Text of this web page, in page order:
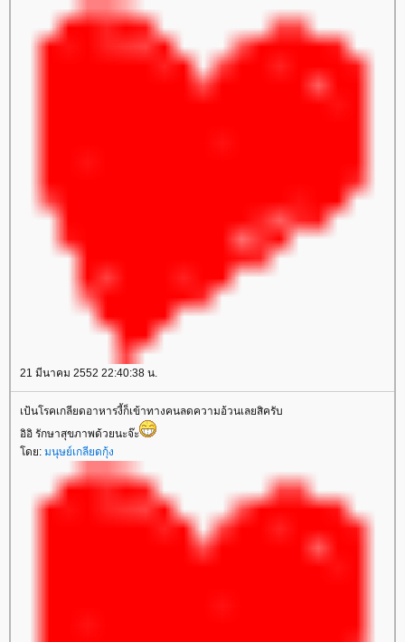
21 มีนาคม 2552 22:40:38 น.
เป้นโรคเกลียดอาหารงี้ก็เข้าทางคนลดความอ้วนเลยสิครับ
อิอิ รักษาสุขภาพด้วยนะจ๊ะ
ดย: มนุษย์เกลียดกุ้ง